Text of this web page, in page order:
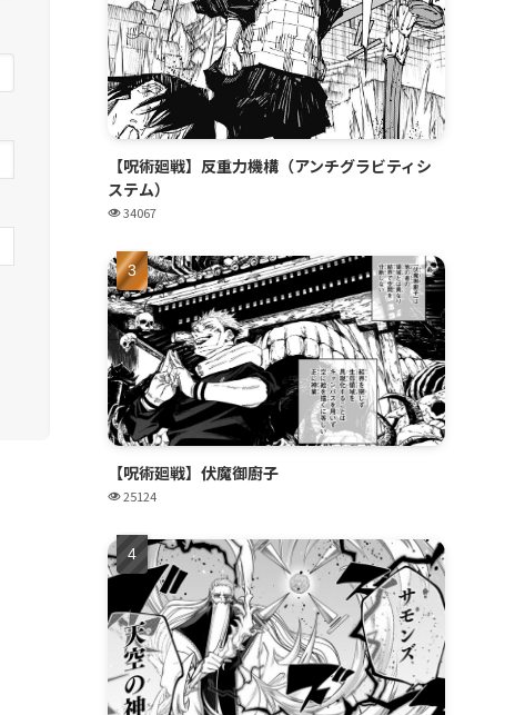
【呪術廻戦】反重力機構（アンチグラビティシ
ステム）
34067
【呪術廻戦】伏魔御廚子
25124